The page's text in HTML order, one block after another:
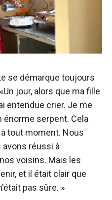
se démarque toujours
jour, alors que ma fille
entendue crier. Je me
serpent. Cela
tout moment. Nous
réussi à
voisins. Mais les
et il était clair que
pas sûre. »